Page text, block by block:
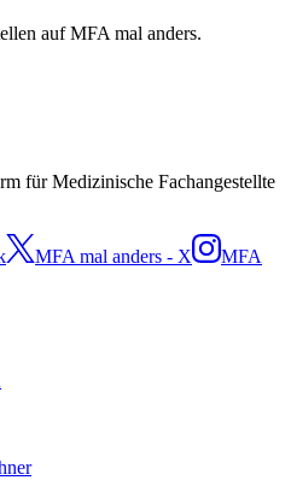
auf MFA mal anders.
für Medizinische Fachangestellte
MFA mal anders - X
MFA